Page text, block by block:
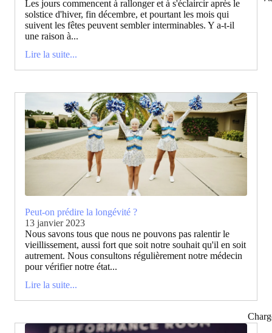
Les jours commencent à rallonger et à s'éclaircir après le
solstice d'hiver, fin décembre, et pourtant les mois qui
suivent les fêtes peuvent sembler interminables. Y a-t-il
une raison à...
Lire la suite...
Peut-on prédire la longévité ?
13 janvier 2023
Nous savons tous que nous ne pouvons pas ralentir le
vieillissement, aussi fort que soit notre souhait qu'il en soit
autrement. Nous consultons régulièrement notre médecin
pour vérifier notre état...
Lire la suite...